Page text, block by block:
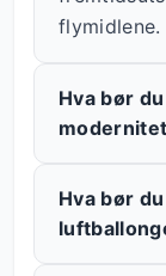
flymidlene.
Hva bør
Hva bør